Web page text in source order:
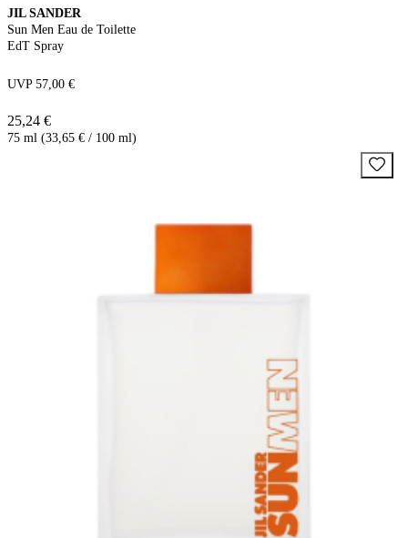
JIL SANDER
Sun Men Eau de Toilette
EdT Spray
UVP 57,00 €
25,24 €
75 ml (33,65 € / 100 ml)